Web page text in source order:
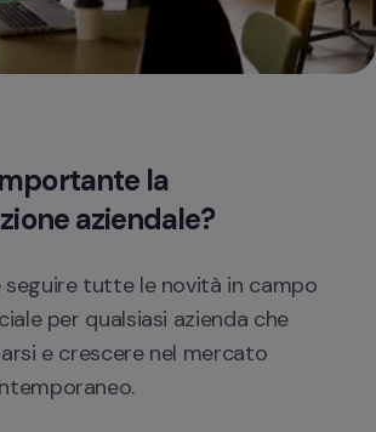
la
aziendale?
seguire tutte le novità in campo
per qualsiasi azienda che
e crescere nel mercato